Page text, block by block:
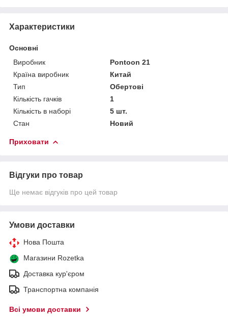
Характеристики
Основні
Виробник
Pontoon 21
Країна виробник
Китай
Тип
Обертові
Кількість гачків
1
Кількість в наборі
5 шт.
Стан
Новий
Приховати
Відгуки про товар
Ще немає відгуків про цей товар
Умови доставки
Нова Пошта
Магазини Rozetka
Доставка кур'єром
Транспортна компанія
Всі умови доставки